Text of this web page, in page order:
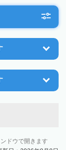
ドウで開きます